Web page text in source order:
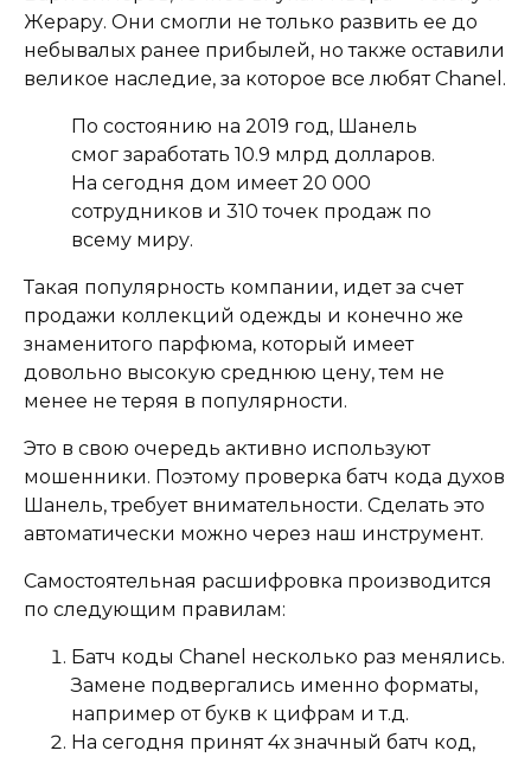
Жерару. Они смогли не только развить ее до
небывалых ранее прибылей, но также оставили
великое наследие, за которое все любят Chanel.
По состоянию на 2019 год, Шанель
смог заработать 10.9 млрд долларов.
На сегодня дом имеет 20 000
сотрудников и 310 точек продаж по
всему миру.
Такая популярность компании, идет за счет
продажи коллекций одежды и конечно же
знаменитого парфюма, который имеет
довольно высокую среднюю цену, тем не
менее не теряя в популярности.
Это в свою очередь активно используют
мошенники. Поэтому проверка батч кода духов
Шанель, требует внимательности. Сделать это
автоматически можно через наш инструмент.
Самостоятельная расшифровка производится
по следующим правилам:
Батч коды Chanel несколько раз менялись.
Замене подвергались именно форматы,
например от букв к цифрам и т.д.
На сегодня принят 4х значный батч код,